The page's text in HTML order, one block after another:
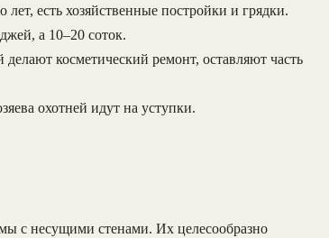
есть хозяйственные постройки и грядки.
а 10–20 соток.
косметический ремонт, оставляют часть
охотней идут на уступки.
с несущими стенами. Их целесообразно